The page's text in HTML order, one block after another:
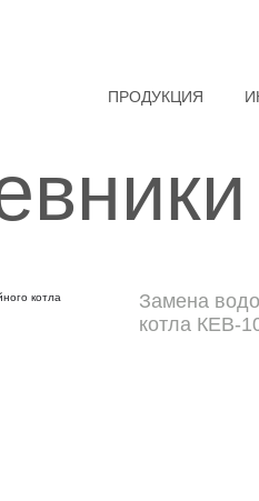
ПРОДУКЦИЯ
Замена
котла КЕВ-